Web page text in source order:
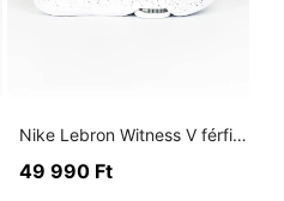
Nike Lebron Witness V férfi cipő
49 990 Ft